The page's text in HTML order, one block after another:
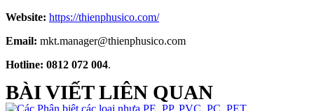
Website: https://thienphusico.com/
Email: mkt.manager@thienphusico.com
Hotline: 0812 072 004.
BÀI VIẾT LIÊN QUAN